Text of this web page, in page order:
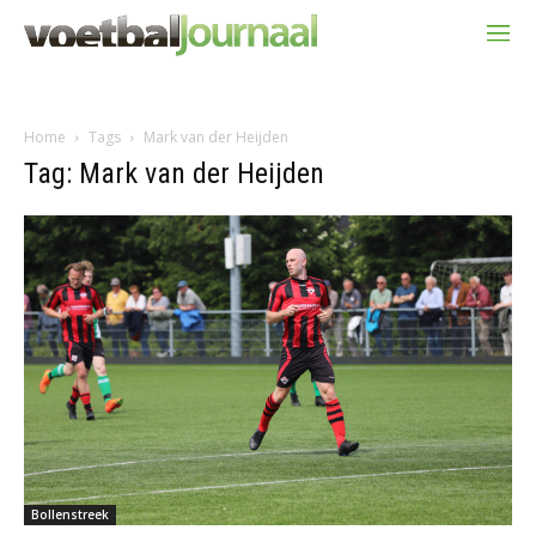
Home Tags Mark van der Heijden
Tag: Mark van der Heijden
Bollenstreek